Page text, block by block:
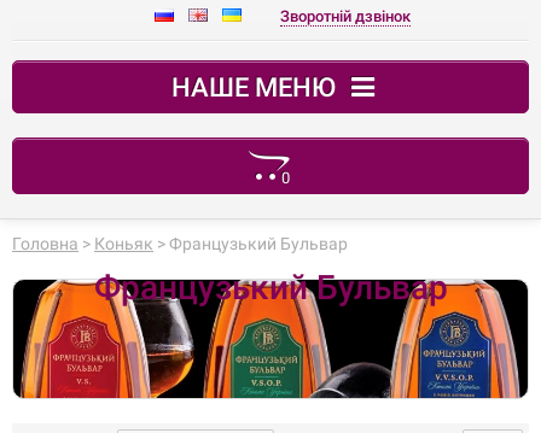
Зворотній дзвінок
НАШЕ МЕНЮ
0
Ваш кошик порожній
Головна > Коньяк > Французький Бульвар
Французький Бульвар